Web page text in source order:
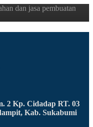
dan jasa pembuatan
2 Kp. Cidadap RT. 03
Kab. Sukabumi